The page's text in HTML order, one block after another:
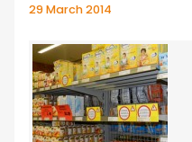
29 March 2014